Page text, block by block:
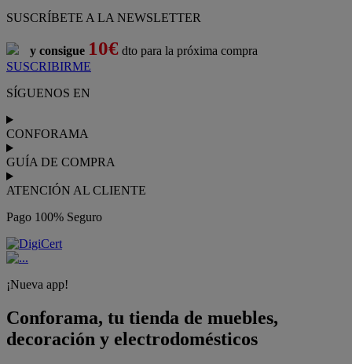
SUSCRÍBETE A LA NEWSLETTER
y consigue 10€ dto para la próxima compra
SUSCRIBIRME
SÍGUENOS EN
CONFORAMA
GUÍA DE COMPRA
ATENCIÓN AL CLIENTE
Pago 100% Seguro
¡Nueva app!
Conforama, tu tienda de muebles,
decoración y electrodomésticos